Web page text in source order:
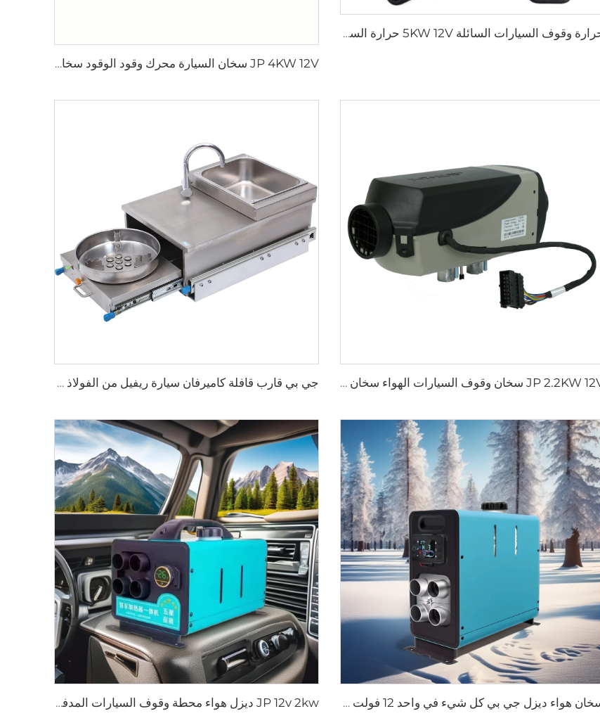
حرارة وقوف السيارات السائلة 5KW 12V حرارة السيارة الغاز البنزين حرارة مائية هيدرونية
JP 4KW 12V سخان السيارة محرك وقود الوقود سخان وقود الوقود السفن سخان الديزل مماثل لـ Webasto
JP 2.2KW 12V سخان وقوف السيارات الهواء سخان غاز للسيارات الشاحنات القوارب المقطورة جي بي قارب قافلة كاميرفان سيارة ريفيل من الفولاذ المقاوم للصدأ سحب خارج غاز الموقد الموقد مع غسل المياه المدمج والصنبور
سخان هواء ديزل جي بي كل شيء في واحد 12 فولت 24 فولت 2 كيلوواط جهاز تحكم شاشة LCD عن بعد للسيارة RV JP 12v 2kw ديزل هواء محطة وقوف السيارات المدفئة لمختلف السيارات مع تحكم LED في فصل الشتاء